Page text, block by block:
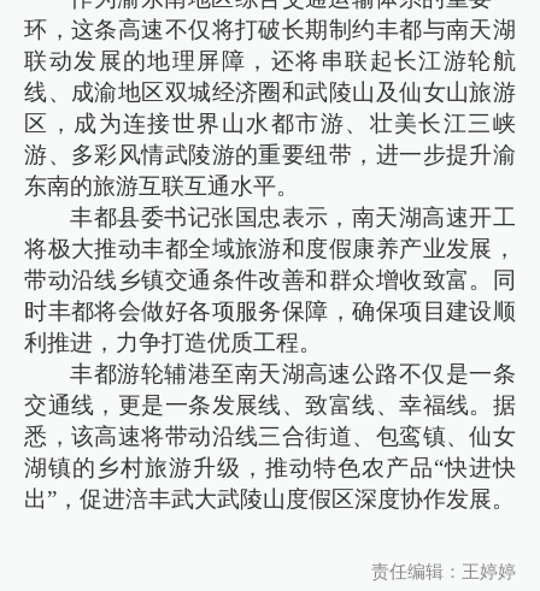
环，这条高速不仅将打破长期制约丰都与南天湖
联动发展的地理屏障，还将串联起长江游轮航
线、成渝地区双城经济圈和武陵山及仙女山旅游
区，成为连接世界山水都市游、壮美长江三峡
游、多彩风情武陵游的重要纽带，进一步提升渝
东南的旅游互联互通水平。
丰都县委书记张国忠表示，南天湖高速开工
将极大推动丰都全域旅游和度假康养产业发展，
带动沿线乡镇交通条件改善和群众增收致富。同
时丰都将会做好各项服务保障，确保项目建设顺
利推进，力争打造优质工程。
丰都游轮辅港至南天湖高速公路不仅是一条
交通线，更是一条发展线、致富线、幸福线。据
悉，该高速将带动沿线三合街道、包鸾镇、仙女
湖镇的乡村旅游升级，推动特色农产品“快进快
出”，促进涪丰武大武陵山度假区深度协作发展。
责任编辑：王婷婷